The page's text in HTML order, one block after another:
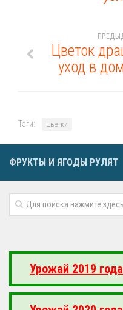
Цветок
уход в
Тэги: Цветки
ФРУКТЫ И ЯГОДЫ РУЛЯТ
Урожай 2019